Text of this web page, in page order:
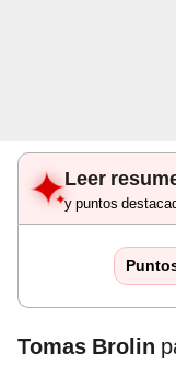
Leer
y puntos
Tomas Brolin